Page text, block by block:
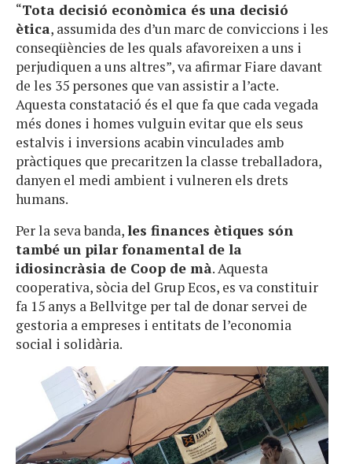
“Tota decisió econòmica és una decisió
ètica, assumida des d’un marc de conviccions i les
conseqüències de les quals afavoreixen a uns i
perjudiquen a uns altres”, va afirmar Fiare davant
de les 35 persones que van assistir a l’acte.
Aquesta constatació és el que fa que cada vegada
més dones i homes vulguin evitar que els seus
estalvis i inversions acabin vinculades amb
pràctiques que precaritzen la classe treballadora,
danyen el medi ambient i vulneren els drets
humans.
Per la seva banda,les finances ètiques són
també un pilar fonamental de la
idiosincràsia de Coop de mà. Aquesta
cooperativa, sòcia del Grup Ecos, es va constituir
fa 15 anys a Bellvitge per tal de donar servei de
gestoria a empreses i entitats de l’economia
social i solidària.